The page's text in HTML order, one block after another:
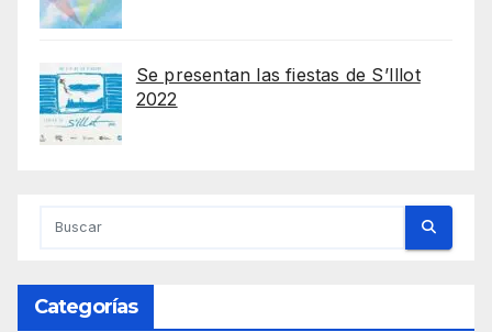
Se presentan las fiestas de S’Illot
2022
Categorías